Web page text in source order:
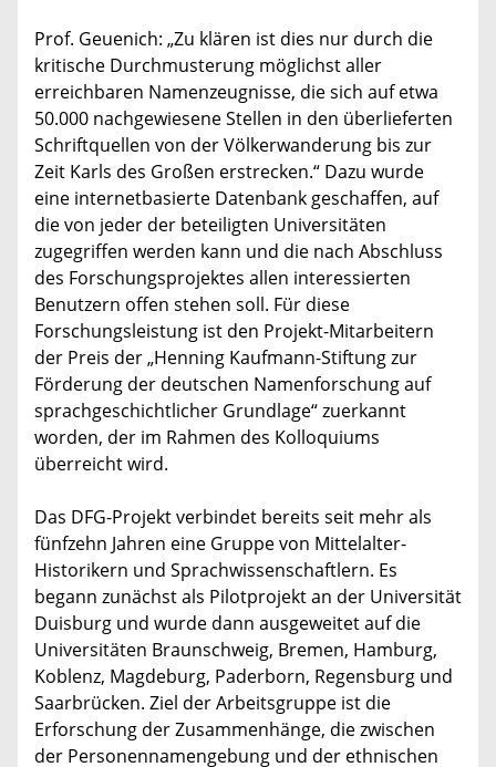
Prof. Geuenich: „Zu klären ist dies nur durch die
kritische Durchmusterung möglichst aller
erreichbaren Namenzeugnisse, die sich auf etwa
50.000 nachgewiesene Stellen in den überlieferten
Schriftquellen von der Völkerwanderung bis zur
Zeit Karls des Großen erstrecken.“ Dazu wurde
eine internetbasierte Datenbank geschaffen, auf
die von jeder der beteiligten Universitäten
zugegriffen werden kann und die nach Abschluss
des Forschungsprojektes allen interessierten
Benutzern offen stehen soll. Für diese
Forschungsleistung ist den Projekt-Mitarbeitern
der Preis der „Henning Kaufmann-Stiftung zur
Förderung der deutschen Namenforschung auf
sprachgeschichtlicher Grundlage“ zuerkannt
worden, der im Rahmen des Kolloquiums
überreicht wird.
Das DFG-Projekt verbindet bereits seit mehr als
fünfzehn Jahren eine Gruppe von Mittelalter-
Historikern und Sprachwissenschaftlern. Es
begann zunächst als Pilotprojekt an der Universität
Duisburg und wurde dann ausgeweitet auf die
Universitäten Braunschweig, Bremen, Hamburg,
Koblenz, Magdeburg, Paderborn, Regensburg und
Saarbrücken. Ziel der Arbeitsgruppe ist die
Erforschung der Zusammenhänge, die zwischen
der Personennamengebung und der ethnischen